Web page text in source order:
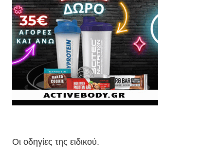
Οι οδηγίες της ειδικού.